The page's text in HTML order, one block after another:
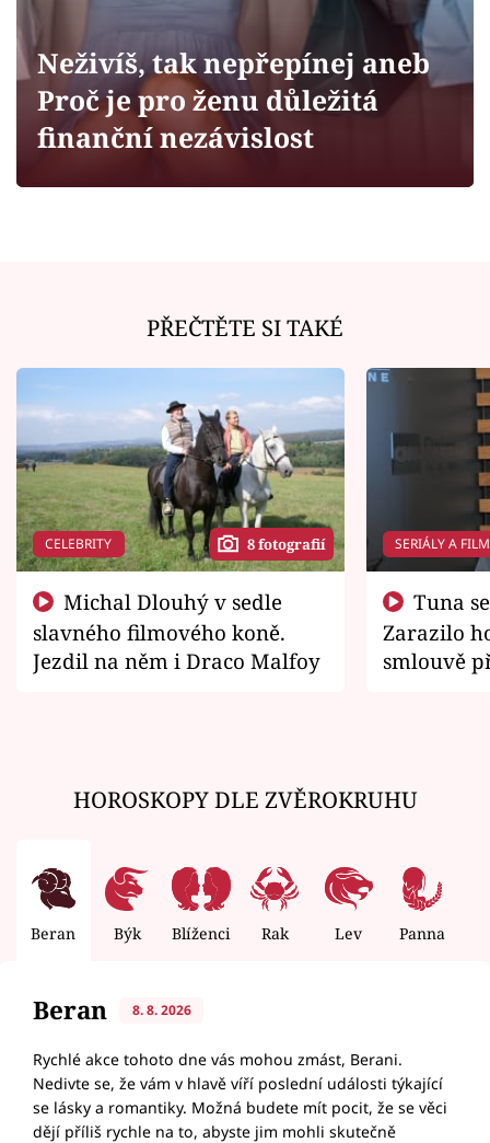
Sledujte prima+
Filmový festival Karlovy Vary
Sledujte nás
Neživíš, tak nepřepínej aneb
Proč je pro ženu důležitá
finanční nezávislost
PŘEČTĚTE SI TAKÉ
CELEBRITY 8 fotografií
slavného filmového koně.
Jezdil na něm i Draco Malfoy
SERIÁLY A
Zarazilo
smlouvě
HOROSKOPY DLE ZVĚROKRUHU
Beran Býk Blíženci Rak Lev Panna
Beran 8. 8. 2026
Rychlé akce tohoto dne vás mohou zmást, Berani.
Nedivte se, že vám v hlavě víří poslední události týkající
se lásky a romantiky. Možná budete mít pocit, že se věci
dějí příliš rychle na to, abyste jim mohli skutečně